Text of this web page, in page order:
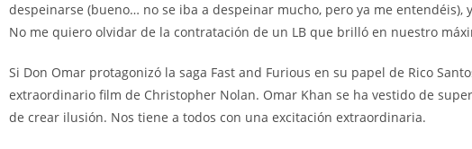
despeinarse (bueno… no se iba a despeinar mucho, pero ya me
No me quiero olvidar de la contratación de un LB que brilló en nuestro
Si Don Omar protagonizó la saga Fast and Furious en su papel de Rico
extraordinario film de Christopher Nolan. Omar Khan se ha vestido de
de crear ilusión. Nos tiene a todos con una excitación extraordinaria.